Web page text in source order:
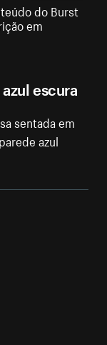
escura
sentada em
azul
do Burst
em